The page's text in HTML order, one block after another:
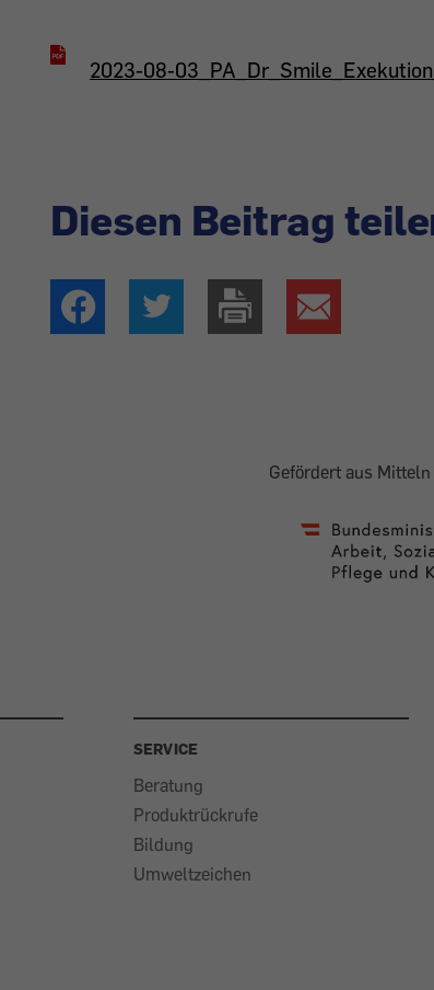
2023-08-
Diesen Beitrag
Gefördert aus
SERVICE
Beratung
Produktrückrufe
Bildung
Umweltzeichen